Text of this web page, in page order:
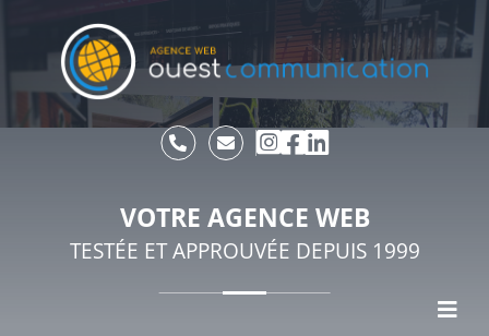
VOTRE AGENCE WEB
TESTÉE ET APPROUVÉE DEPUIS 1999